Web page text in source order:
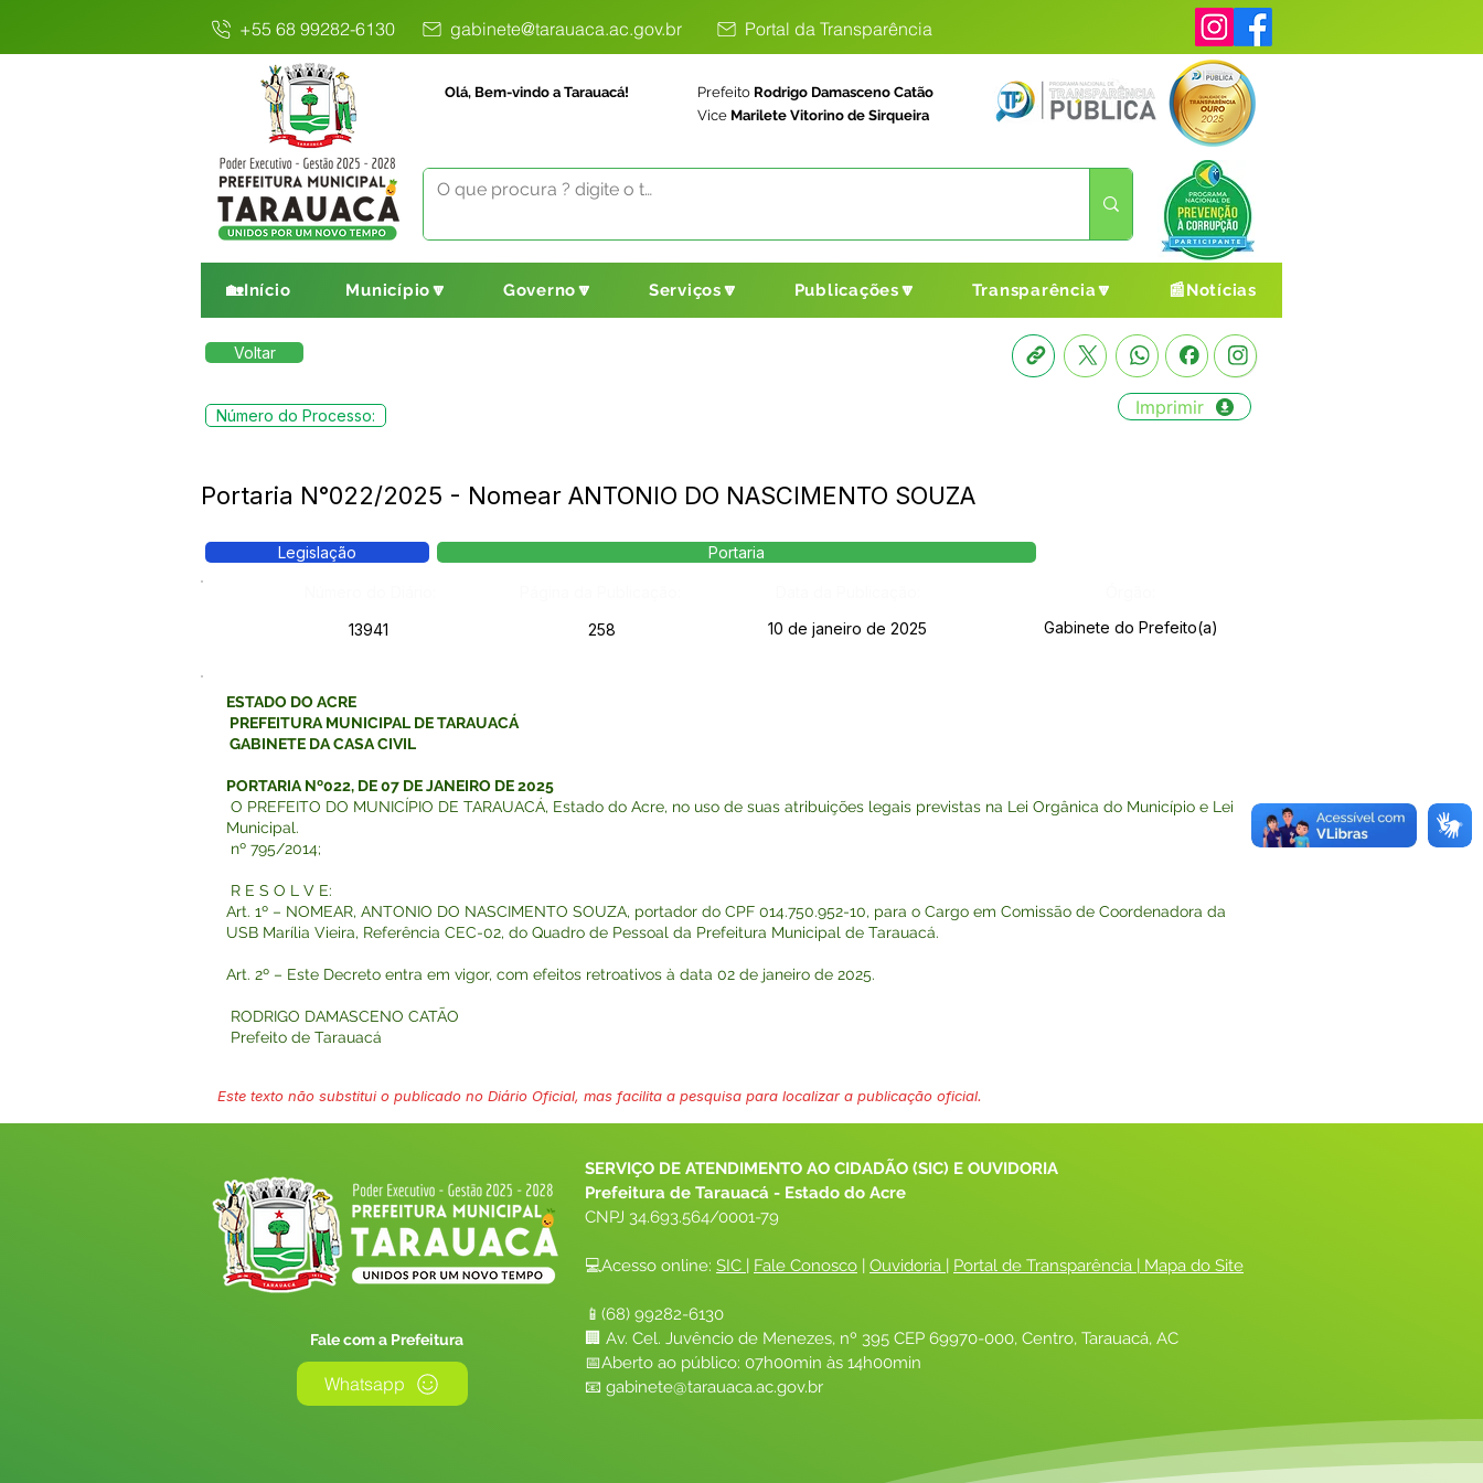
+55 68 99282-6130 gabinete@tarauaca.ac.gov.br Portal da Transparência
Olá, Bem-vindo a Tarauacá! Prefeito Rodrigo Damasceno Catão
Vice Marilete Vitorino de Sirqueira
🏡Início Município🔽 Governo🔽 Serviços🔽 Publicações🔽 Transparência🔽 📰Notícias
Voltar
Número do Processo: Imprimir
Portaria N°022/2025 - Nomear ANTONIO DO NASCIMENTO SOUZA
Legislação Portaria
13941
258 10 de janeiro de 2025 Gabinete do Prefeito(a)
ESTADO DO ACRE
PREFEITURA MUNICIPAL DE TARAUACÁ
GABINETE DA CASA CIVIL
PORTARIA Nº022, DE 07 DE JANEIRO DE 2025
O PREFEITO DO MUNICÍPIO DE TARAUACÁ, Estado do Acre, no uso de suas atribuições legais previstas na Lei Orgânica do Município e Lei
Municipal.
nº 795/2014;
R E S O L V E:
Art. 1º – NOMEAR, ANTONIO DO NASCIMENTO SOUZA, portador do CPF 014.750.952-10, para o Cargo em Comissão de Coordenadora da
USB Marília Vieira, Referência CEC-02, do Quadro de Pessoal da Prefeitura Municipal de Tarauacá.
Art. 2º – Este Decreto entra em vigor, com efeitos retroativos à data 02 de janeiro de 2025.
RODRIGO DAMASCENO CATÃO
Prefeito de Tarauacá
Este texto não substitui o publicado no Diário Oficial, mas facilita a pesquisa para localizar a publicação oficial.
Fale com a Prefeitura
Whatsapp
SERVIÇO DE ATENDIMENTO AO CIDADÃO (SIC) E OUVIDORIA
Prefeitura de Tarauacá - Estado do Acre
CNPJ 34.693.564/0001-79
💻Acesso online: SIC | Fale Conosco | Ouvidoria | Portal de Transparência | Mapa do Site
📱(68) 99282-6130
🏢 Av. Cel. Juvêncio de Menezes, nº 395 CEP 69970-000, Centro, Tarauacá, AC
📅Aberto ao público: 07h00min às 14h00min
📧 gabinete@tarauaca.ac.gov.br